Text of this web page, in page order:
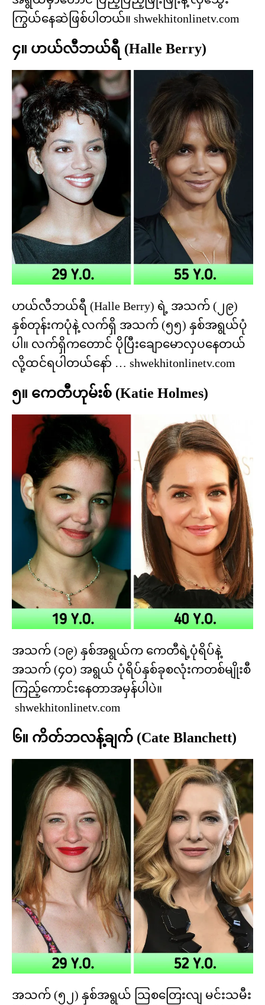
ကြွယ်နေဆဲဖြစ်ပါတယ်။ shwekhitonlinetv.com
၄။ ဟယ်လီဘယ်ရီ (Halle Berry)
ဟယ်လီဘယ်ရီ (Halle Berry) ရဲ့ အသက် (၂၉)
နှစ်တုန်းကပုံနဲ့ လက်ရှိ အသက် (၅၅) နှစ်အရွယ်ပုံ
ပါ။ လက်ရှိကတောင် ပိုပြီးချောမောလှပနေတယ်
လို့ထင်ရပါတယ်နော် … shwekhitonlinetv.com
၅။ ကေတီဟုမ်းစ် (Katie Holmes)
အသက် (၁၉) နှစ်အရွယ်က ကေတီရဲ့ပုံရိပ်နဲ့
အသက် (၄၀) အရွယ် ပုံရိပ်နှစ်ခုစလုံးကတစ်မျိုးစီ
ကြည့်ကောင်းနေတာအမှန်ပါပဲ။
shwekhitonlinetv.com
၆။ ကိတ်ဘလန့်ချက် (Cate Blanchett)
အသက် (၅၂) နှစ်အရွယ် သြစတြေးလျ မင်းသမီး